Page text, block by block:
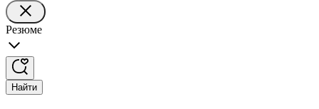
Резюме
Найти